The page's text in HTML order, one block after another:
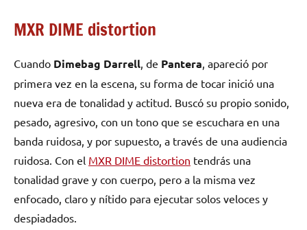
MXR DIME distortion
Cuando Dimebag Darrell , de Pantera , apareció por
primera vez en la escena, su forma de tocar inició una
nueva era de tonalidad y actitud. Buscó su propio sonido,
pesado, agresivo, con un tono que se escuchara en una
banda ruidosa, y por supuesto, a través de una audiencia
ruidosa. Con el MXR DIME distortion tendrás una
tonalidad grave y con cuerpo, pero a la misma vez
enfocado, claro y nítido para ejecutar solos veloces y
despiadados.